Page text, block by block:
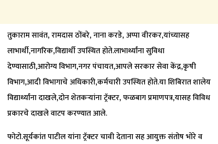
तुकाराम सावंत, रामदास ठोंबरे, नाना करडे, अप्पा वीरकर,यांच्यासह
लाभार्थी,नागरिक,विद्यार्थी उपस्थित होते.लाभार्थ्यांना सुविधा
देण्यासाठी,आरोग्य विभाग,नगर पंचायत,आपले सरकार सेवा केंद्र,कृषी
विभाग,आदी विभागाचे अधिकारी,कर्मचारी उपस्थित होते.या शिबिरात शालेय
विद्यार्थ्यांना दाखले,दोन शेतकऱ्यांना ट्रॅक्टर, फळबाग प्रमाणपत्र,यासह विविध
प्रकारचे दाखले वाटप करण्यात आले.
फोटो.सूर्यकांत पाटील यांना ट्रॅक्टर चावी देताना सह आयुक्त संतोष भोरे व